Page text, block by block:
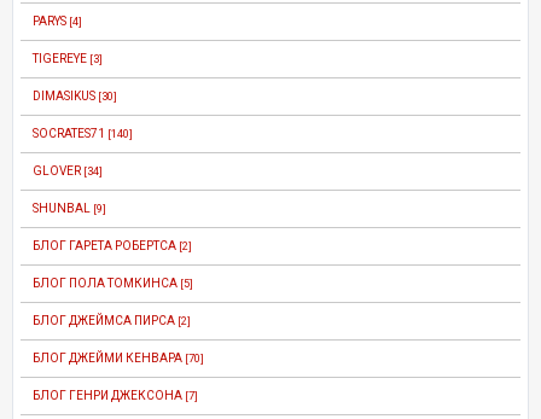
PARYS [4]
TIGEREYE [3]
DIMASIKUS [30]
SOCRATES71 [140]
GLOVER [34]
SHUNBAL [9]
БЛОГ ГАРЕТА РОБЕРТСА [2]
БЛОГ ПОЛА ТОМКИНСА [5]
БЛОГ ДЖЕЙМСА ПИРСА [2]
БЛОГ ДЖЕЙМИ КЕНВАРА [70]
БЛОГ ГЕНРИ ДЖЕКСОНА [7]